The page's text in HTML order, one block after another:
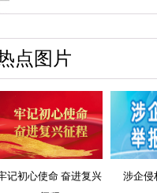
点图片
记初心使命 奋进复兴
涉企侵